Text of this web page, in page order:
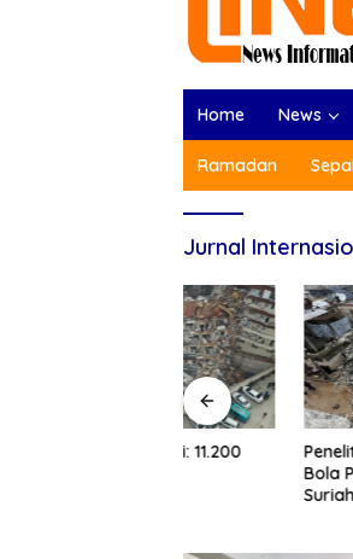
Home News
Ramadan
Jurnal
Peneliti Belanda dan
Bola Prediksikan